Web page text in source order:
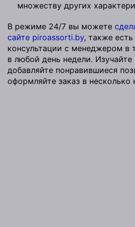
множеству других
В режиме 24/7 вы можете
сайте piroassorti.by, также
консультации с менеджером
в любой день недели. Изучайте
добавляйте понравившиеся
оформляйте заказ в несколько